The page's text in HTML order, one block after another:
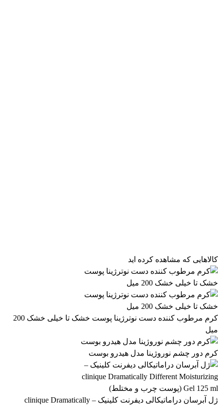
تومان
2,294,899 تومان
2,294,900 تومان
اعمال فیلتر قیمت
وضعیت کالا
نمایش کالاهای موجود
فیلتر بر اساس برند:
Neutrogena 16
فیلتر بر اساس دسته بندی:
آرایشی و بهداشتی 558 بهداشتی و پوستی
مرتب‌سازی محصولات
مرتب‌سازی:
پیش‌فرض محبوب‌ترین بالاترین امتیاز
گران‌ترین موجودها اول
کالاهایی که مشاهده کرده اید
کرم مرطوب کننده دست نوترژینا پوست خشک تا خیلی خشک 200
میل
کرم دور چشم نوروژینا مدل هیدرو بوست
ژل آبرسان دراماتیکالی دیفرنت کلینیک – clinique Dramatically